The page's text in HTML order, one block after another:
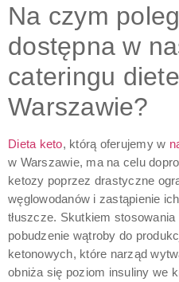
Na czym
dostępna w
cateringu
Warszawie?
Dieta keto, którą oferujemy w
w Warszawie, ma na celu
ketozy poprzez drastyczne
węglowodanów i zastąpienie
tłuszcze. Skutkiem stosowania
pobudzenie wątroby do
ketonowych, które narząd
obniża się poziom insuliny we